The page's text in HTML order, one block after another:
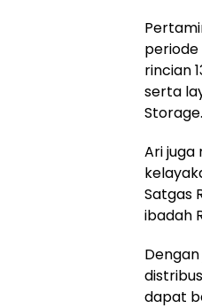
periode
rincian
serta
Storage.
Ari
Satgas
ibadah
dapat